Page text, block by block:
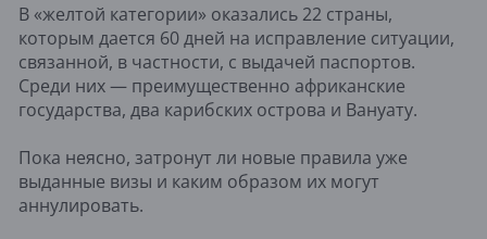
В «желтой категории» оказались 22 страны,
которым дается 60 дней на исправление ситуации,
связанной, в частности, с выдачей паспортов.
Среди них — преимущественно африканские
государства, два карибских острова и Вануату.
Пока неясно, затронут ли новые правила уже
выданные визы и каким образом их могут
аннулировать.